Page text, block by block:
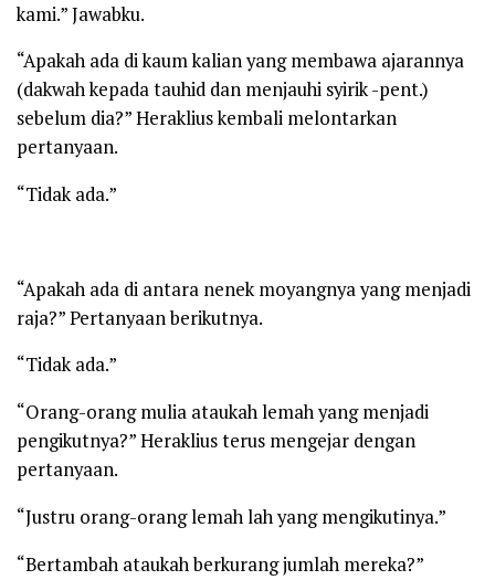
kami.” Jawabku.
“Apakah ada di kaum kalian yang membawa ajarannya
(dakwah kepada tauhid dan menjauhi syirik -pent.)
sebelum dia?” Heraklius kembali melontarkan
pertanyaan.
“Tidak ada.”
“Apakah ada di antara nenek moyangnya yang menjadi
raja?” Pertanyaan berikutnya.
“Tidak ada.”
“Orang-orang mulia ataukah lemah yang menjadi
pengikutnya?” Heraklius terus mengejar dengan
pertanyaan.
“Justru orang-orang lemah lah yang mengikutinya.”
“Bertambah ataukah berkurang jumlah mereka?”